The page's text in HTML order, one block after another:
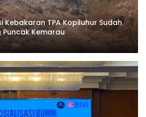
Kebakaran TPA Kopiluhur Sudah
Kemarau